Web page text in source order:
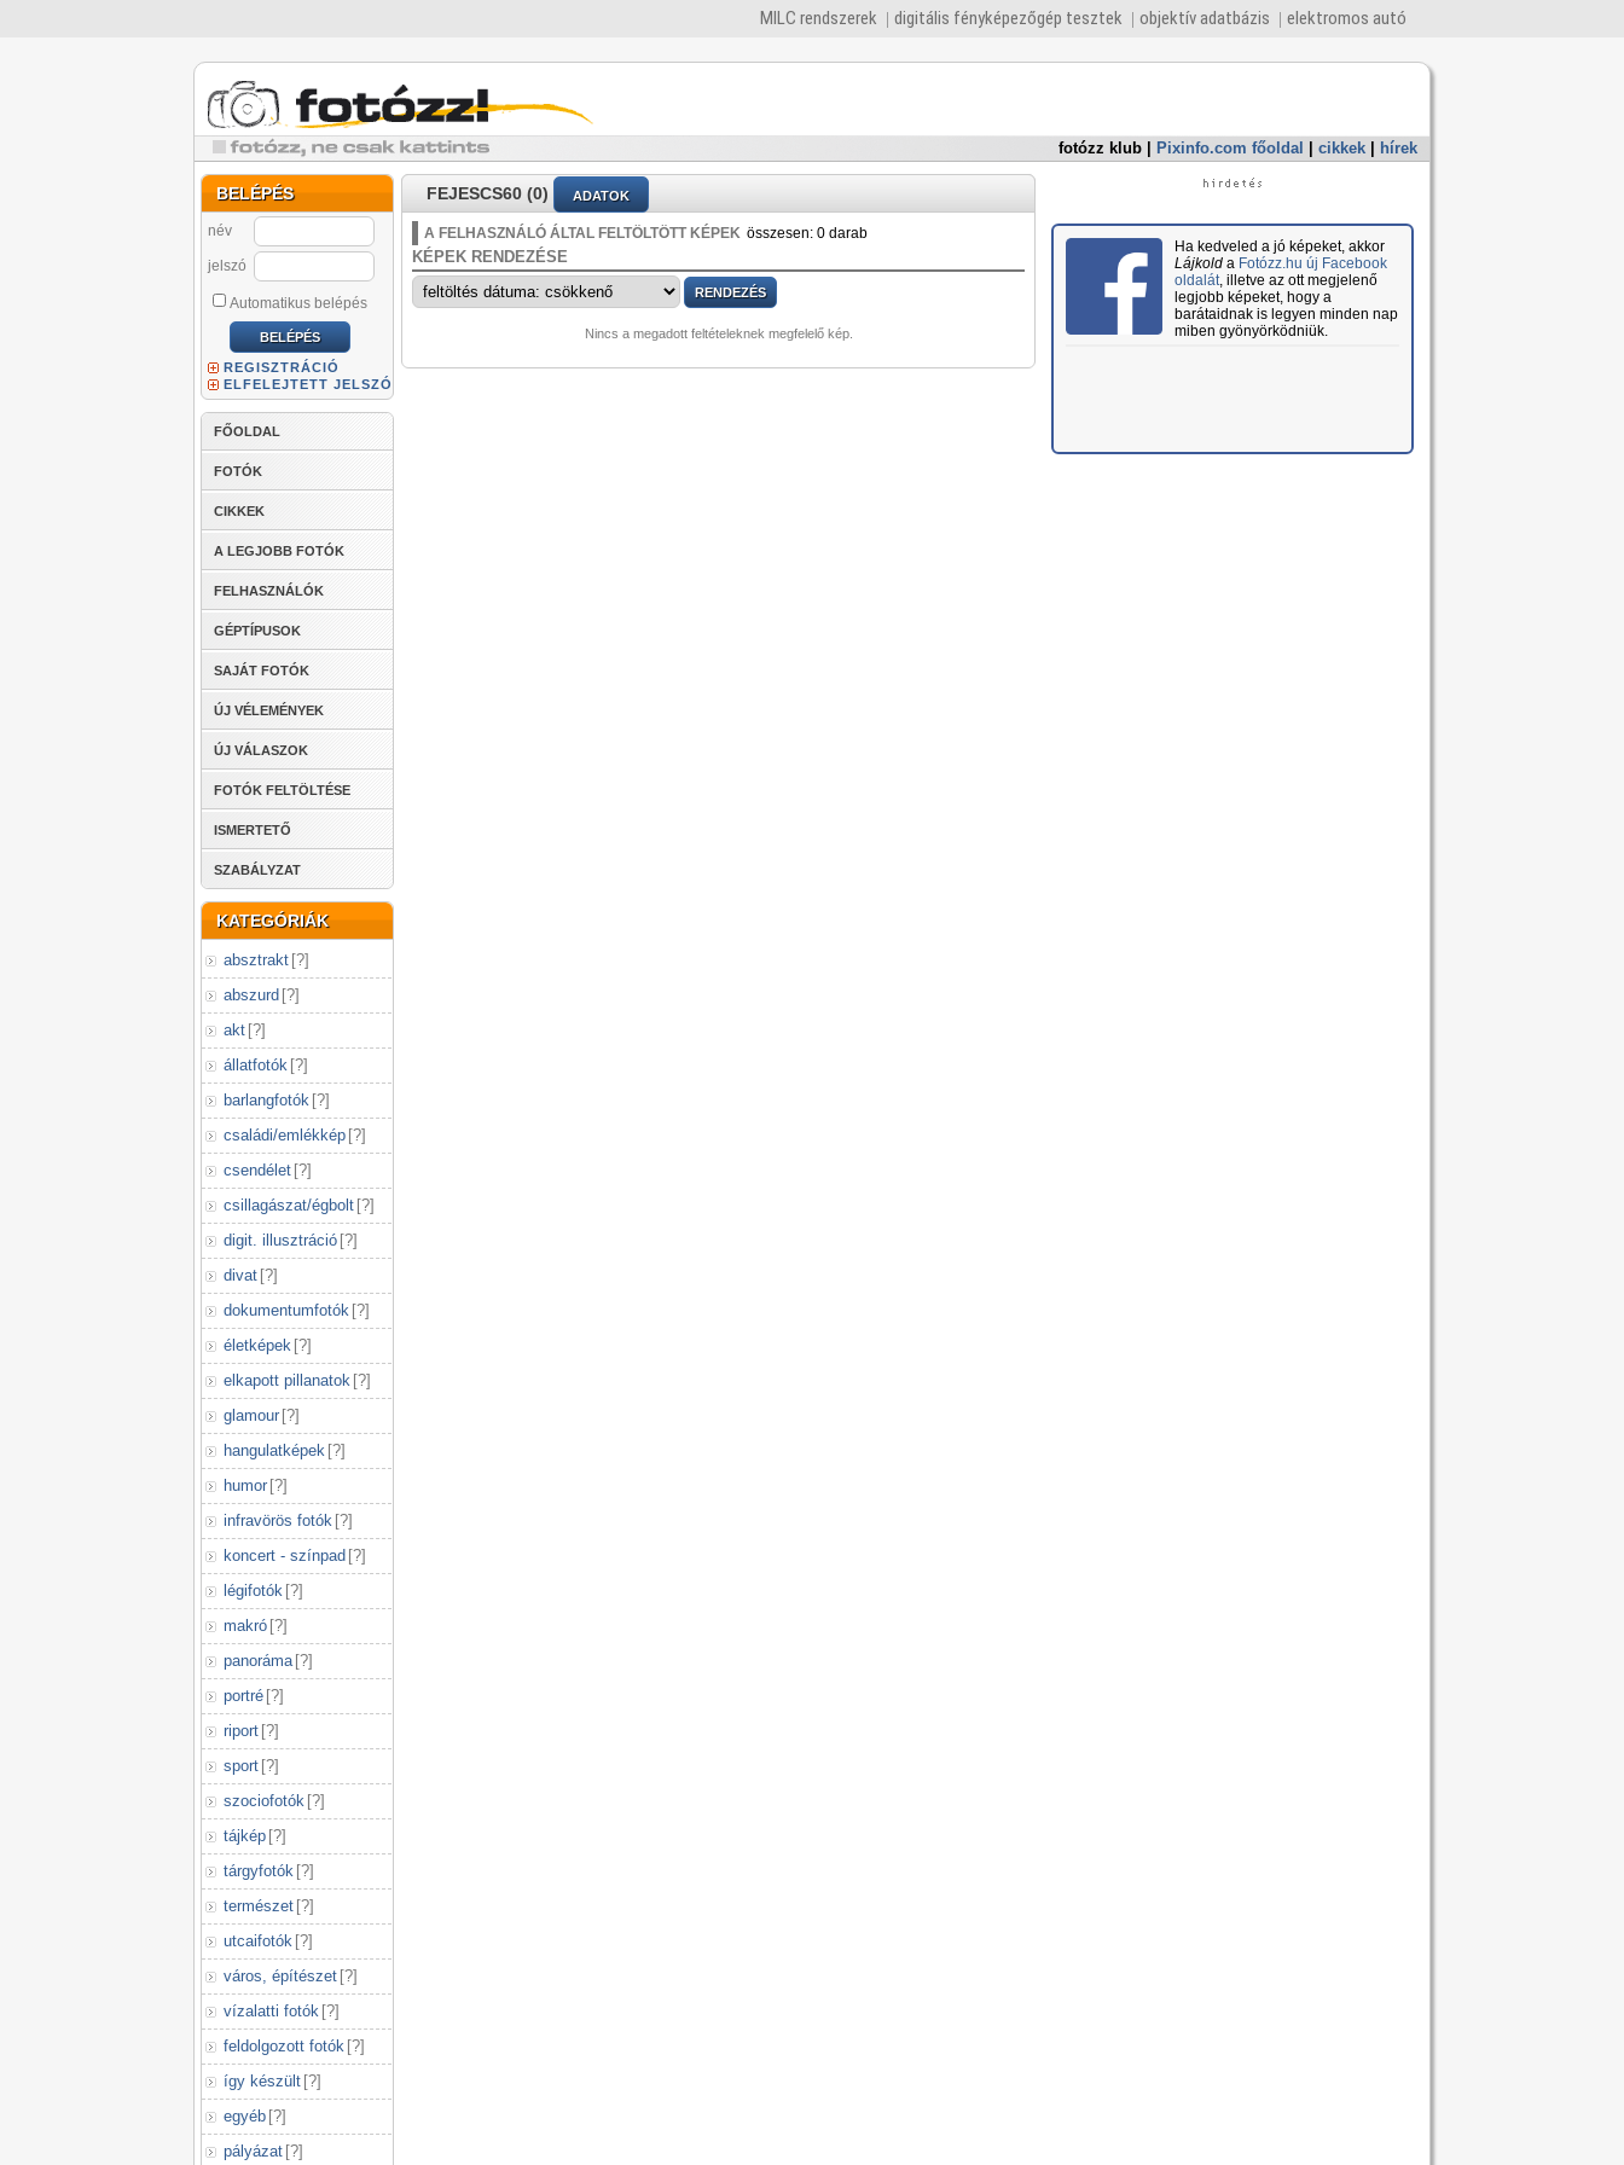
MILC rendszerek digitális fényképezőgép tesztek objektív adatbázis elektromos autó
fotózz klub Pixinfo.com főoldal cikkek hírek
BELÉPÉS
név
jelszó
Automatikus belépés
REGISZTRÁCIÓ
ELFELEJTETT JELSZÓ
FŐOLDAL
FOTÓK
CIKKEK
A LEGJOBB FOTÓK
FELHASZNÁLÓK
GÉPTÍPUSOK
SAJÁT FOTÓK
ÚJ VÉLEMÉNYEK
ÚJ VÁLASZOK
FOTÓK FELTÖLTÉSE
ISMERTETŐ
SZABÁLYZAT
KATEGÓRIÁK
absztrakt [?]
abszurd [?]
akt [?]
állatfotók [?]
barlangfotók [?]
családi/emlékkép [?]
csendélet [?]
csillagászat/égbolt [?]
digit. illusztráció [?]
divat [?]
dokumentumfotók [?]
életképek [?]
elkapott pillanatok [?]
glamour [?]
hangulatképek [?]
humor [?]
infravörös fotók [?]
koncert - színpad [?]
légifotók [?]
makró [?]
panoráma [?]
portré [?]
riport [?]
sport [?]
szociofotók [?]
tájkép [?]
tárgyfotók [?]
természet [?]
utcaifotók [?]
város, építészet [?]
vízalatti fotók [?]
feldolgozott fotók [?]
így készült [?]
egyéb [?]
pályázat [?]
FEJESCS60 (0) ADATOK
A FELHASZNÁLÓ ÁLTAL FELTÖLTÖTT KÉPEK összesen: 0 darab
KÉPEK RENDEZÉSE
Nincs a megadott feltételeknek megfelelő kép.
Ha kedveled a jó képeket, akkor
Lájkolda Fotózz.hu új Facebook
oldalát, illetve az ott megjelenő
legjobb képeket, hogy a
barátaidnak is legyen minden nap
miben gyönyörködniük.